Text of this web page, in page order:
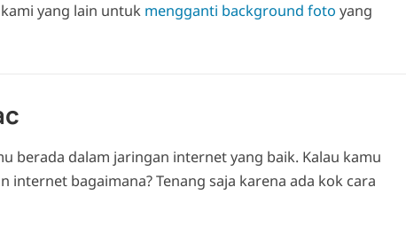
yang lain untuk mengganti background foto yang
berada dalam jaringan internet yang baik. Kalau kamu
internet bagaimana? Tenang saja karena ada kok cara